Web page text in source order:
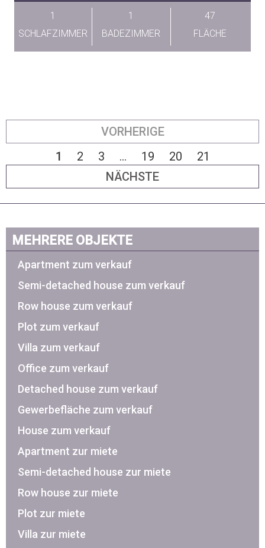
1
SCHLAFZIMMER
1
BADEZIMMER
47
FLÄCHE
VORHERIGE
1
2 3 ... 19 20
21
NÄCHSTE
MEHRERE OBJEKTE
Apartment zum verkauf
Semi-detached house zum verkauf
Row house zum verkauf
Plot zum verkauf
Villa zum verkauf
Office zum verkauf
Detached house zum verkauf
Gewerbefläche zum verkauf
House zum verkauf
Apartment zur miete
Semi-detached house zur miete
Row house zur miete
Plot zur miete
Villa zur miete